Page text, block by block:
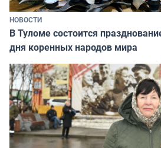
НОВОСТИ
В Туломе состоится
дня коренных народов мира